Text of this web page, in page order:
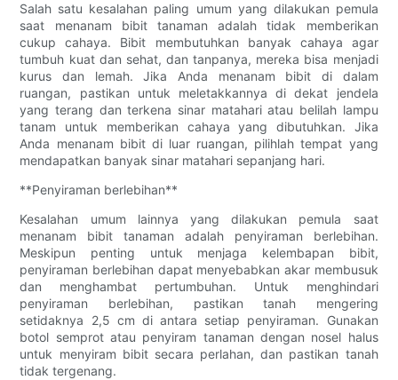
Salah satu kesalahan paling umum yang dilakukan pemula
saat menanam bibit tanaman adalah tidak memberikan
cukup cahaya. Bibit membutuhkan banyak cahaya agar
tumbuh kuat dan sehat, dan tanpanya, mereka bisa menjadi
kurus dan lemah. Jika Anda menanam bibit di dalam
ruangan, pastikan untuk meletakkannya di dekat jendela
yang terang dan terkena sinar matahari atau belilah lampu
tanam untuk memberikan cahaya yang dibutuhkan. Jika
Anda menanam bibit di luar ruangan, pilihlah tempat yang
mendapatkan banyak sinar matahari sepanjang hari.
**Penyiraman berlebihan**
Kesalahan umum lainnya yang dilakukan pemula saat
menanam bibit tanaman adalah penyiraman berlebihan.
Meskipun penting untuk menjaga kelembapan bibit,
penyiraman berlebihan dapat menyebabkan akar membusuk
dan menghambat pertumbuhan. Untuk menghindari
penyiraman berlebihan, pastikan tanah mengering
setidaknya 2,5 cm di antara setiap penyiraman. Gunakan
botol semprot atau penyiram tanaman dengan nosel halus
untuk menyiram bibit secara perlahan, dan pastikan tanah
tidak tergenang.